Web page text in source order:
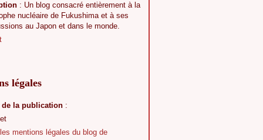
: Un blog consacré entièrement à la
nucléaire de Fukushima et à ses
au Japon et dans le monde.
légales
de la publication :
mentions légales du blog de